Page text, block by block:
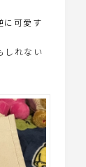
に可愛す
しれない